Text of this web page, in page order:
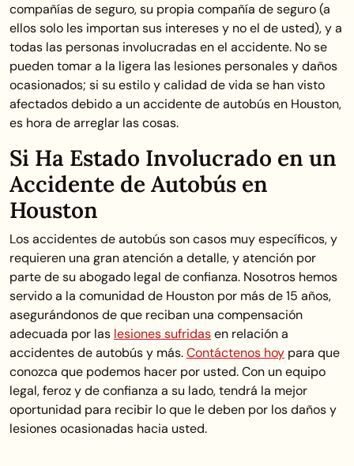
compañías de seguro, su propia compañía de seguro (a
ellos solo les importan sus intereses y no el de usted), y a
todas las personas involucradas en el accidente. No se
pueden tomar a la ligera las lesiones personales y daños
ocasionados; si su estilo y calidad de vida se han visto
afectados debido a un accidente de autobús en Houston,
es hora de arreglar las cosas.
Si Ha Estado Involucrado en un
Accidente de Autobús en
Houston
Los accidentes de autobús son casos muy específicos, y
requieren una gran atención a detalle, y atención por
parte de su abogado legal de confianza. Nosotros hemos
servido a la comunidad de Houston por más de 15 años,
asegurándonos de que reciban una compensación
adecuada por las lesiones sufridasen relación a
accidentes de autobús y más.Contáctenos hoy para que
conozca que podemos hacer por usted. Con un equipo
legal, feroz y de confianza a su lado, tendrá la mejor
oportunidad para recibir lo que le deben por los daños y
lesiones ocasionadas hacia usted.